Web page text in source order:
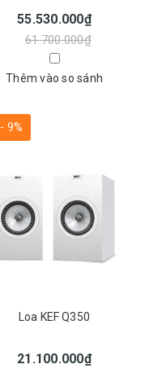
55.530.000₫
61.700.000₫
Thêm vào so sánh
- 9%
Loa KEF Q350
21.100.000₫